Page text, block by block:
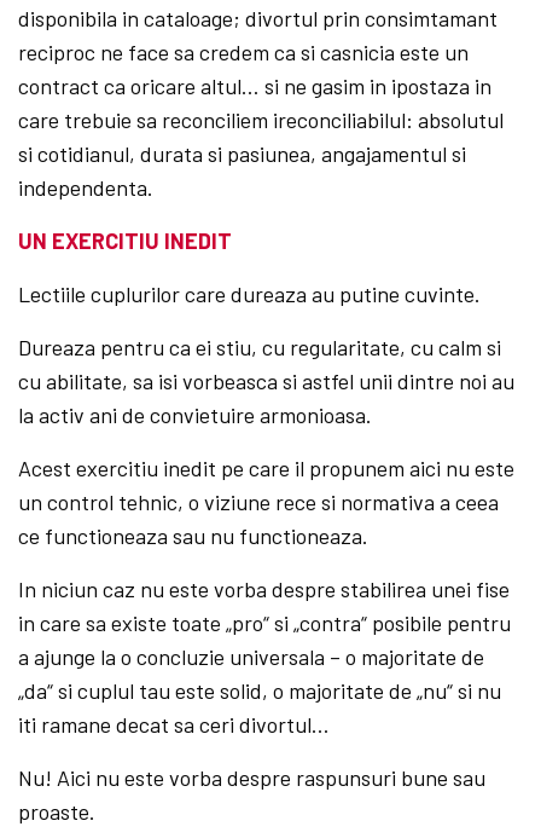
disponibila in cataloage; divortul prin consimtamant
reciproc ne face sa credem ca si casnicia este un
contract ca oricare altul… si ne gasim in ipostaza in
care trebuie sa reconciliem ireconciliabilul: absolutul
si cotidianul, durata si pasiunea, angajamentul si
independenta.
UN EXERCITIU INEDIT
Lectiile cuplurilor care dureaza au putine cuvinte.
Dureaza pentru ca ei stiu, cu regularitate, cu calm si
cu abilitate, sa isi vorbeasca si astfel unii dintre noi au
la activ ani de convietuire armonioasa.
Acest exercitiu inedit pe care il propunem aici nu este
un control tehnic, o viziune rece si normativa a ceea
ce functioneaza sau nu functioneaza.
In niciun caz nu este vorba despre stabilirea unei fise
in care sa existe toate „pro“ si „contra“ posibile pentru
a ajunge la o concluzie universala – o majoritate de
„da“ si cuplul tau este solid, o majoritate de „nu“ si nu
iti ramane decat sa ceri divortul…
Nu! Aici nu este vorba despre raspunsuri bune sau
proaste.